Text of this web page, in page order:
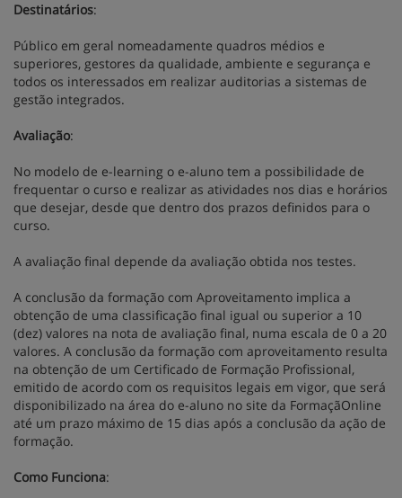
Destinatários:
Público em geral nomeadamente quadros médios e
superiores, gestores da qualidade, ambiente e segurança e
todos os interessados em realizar auditorias a sistemas de
gestão integrados.
Avaliação:
No modelo de e-learning o e-aluno tem a possibilidade de
frequentar o curso e realizar as atividades nos dias e horários
que desejar, desde que dentro dos prazos definidos para o
curso.
A avaliação final depende da avaliação obtida nos testes.
A conclusão da formação com Aproveitamento implica a
obtenção de uma classificação final igual ou superior a 10
(dez) valores na nota de avaliação final, numa escala de 0 a 20
valores. A conclusão da formação com aproveitamento resulta
na obtenção de um Certificado de Formação Profissional,
emitido de acordo com os requisitos legais em vigor, que será
disponibilizado na área do e-aluno no site da FormaçãOnline
até um prazo máximo de 15 dias após a conclusão da ação de
formação.
Como Funciona: